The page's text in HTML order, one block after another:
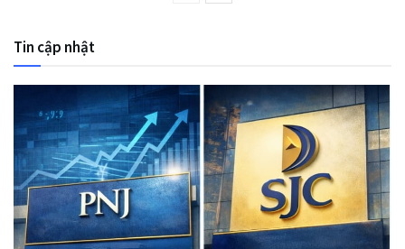
Tin cập nhật